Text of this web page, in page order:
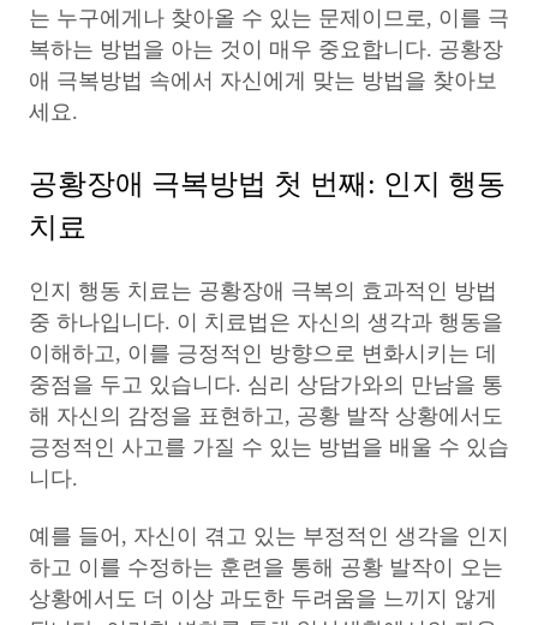
는 누구에게나 찾아올 수 있는 문제이므로, 이를 극
복하는 방법을 아는 것이 매우 중요합니다. 공황장
애 극복방법 속에서 자신에게 맞는 방법을 찾아보
세요.
공황장애 극복방법 첫 번째: 인지 행동
치료
인지 행동 치료는 공황장애 극복의 효과적인 방법
중 하나입니다. 이 치료법은 자신의 생각과 행동을
이해하고, 이를 긍정적인 방향으로 변화시키는 데
중점을 두고 있습니다. 심리 상담가와의 만남을 통
해 자신의 감정을 표현하고, 공황 발작 상황에서도
긍정적인 사고를 가질 수 있는 방법을 배울 수 있습
니다.
예를 들어, 자신이 겪고 있는 부정적인 생각을 인지
하고 이를 수정하는 훈련을 통해 공황 발작이 오는
상황에서도 더 이상 과도한 두려움을 느끼지 않게